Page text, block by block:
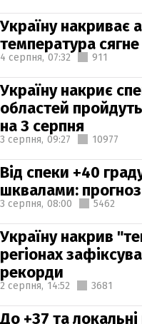
Україну накриває
температура сягне
4 серпня, 07:32 911
Україну накриє
областей
на 3 серпня
3 серпня, 09:27 10977
Від спеки +40
шквалами:
3 серпня, 08:00 5462
Україну накрив
регіонах
рекорди
2 серпня, 14:52 3681
До +37 та